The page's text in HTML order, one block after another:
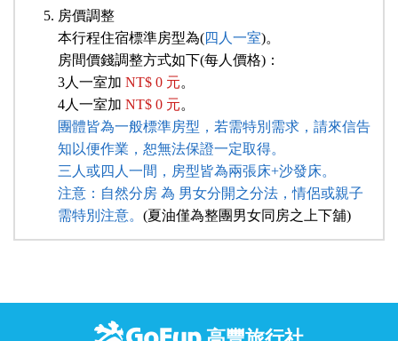
房價調整
本行程住宿標準房型為(四人一室)。
房間價錢調整方式如下(每人價格)：
3人一室加 NT$ 0 元。
4人一室加 NT$ 0 元。
團體皆為一般標準房型，若需特別需求，請來信告
知以便作業，恕無法保證一定取得。
三人或四人一間，房型皆為兩張床+沙發床。
注意：自然分房 為 男女分開之分法，情侶或親子
需特別注意。 (夏油僅為整團男女同房之上下舖)